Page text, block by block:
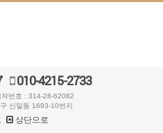
010-4215-2733
자번호 : 314-28-62082
신일동 1693-10번지
상단으로